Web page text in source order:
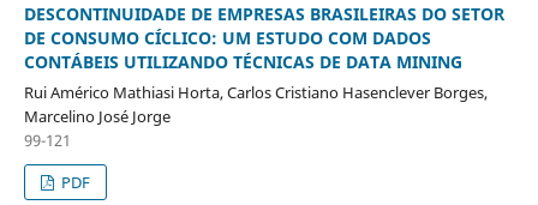
DESCONTINUIDADE DE EMPRESAS BRASILEIRAS DO SETOR
DE CONSUMO CÍCLICO: UM ESTUDO COM DADOS
CONTÁBEIS UTILIZANDO TÉCNICAS DE DATA MINING
Rui Américo Mathiasi Horta, Carlos Cristiano Hasenclever Borges,
Marcelino José Jorge
99-121
PDF